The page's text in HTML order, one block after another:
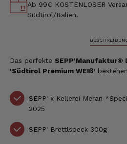
Ab 99€ KOSTENLOSER
Südtirol/Italien.
Das perfekte SEPP'Manufaktur®
'Südtirol Premium WEIß'
SEPP' x Kellerei Meran
2025
SEPP' Brettlspeck 300g